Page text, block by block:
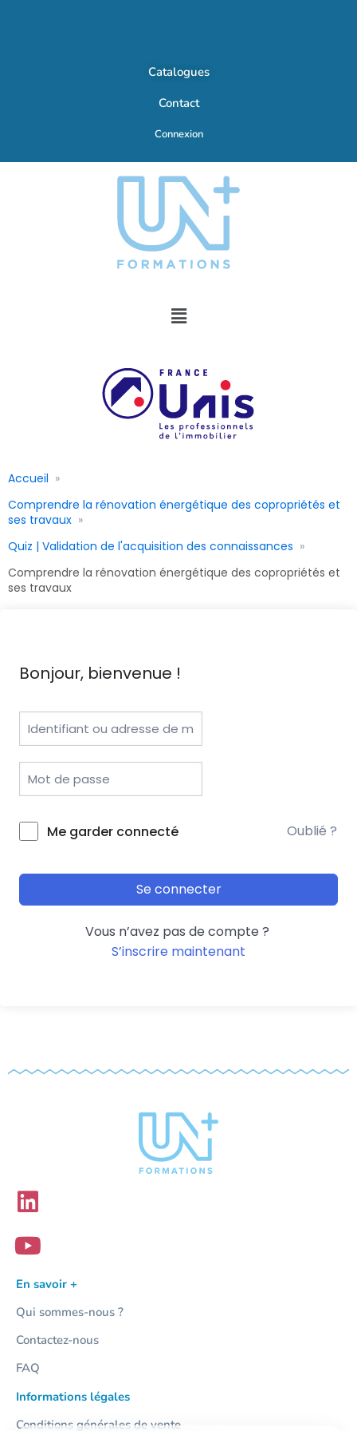
Catalogues
Contact
Connexion
Accueil
Comprendre la rénovation énergétique des copropriétés et
ses travaux
Quiz | Validation de l'acquisition des connaissances
Comprendre la rénovation énergétique des copropriétés et
ses travaux
Bonjour, bienvenue !
Me garder connecté Oublié ?
Se connecter
Vous n’avez pas de compte ?
S’inscrire maintenant
En savoir +
Qui sommes-nous ?
Contactez-nous
FAQ
Informations légales
Conditions générales de vente